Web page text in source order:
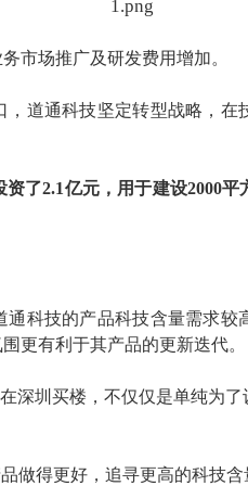
市场推广及研发费用增加。
道通科技坚定转型战略，
资了2.1亿元，用于建设2000平
科技的产品科技含量需求
更有利于其产品的更新迭代。
在深圳买楼 ，不仅仅是单纯为
做得更好，追寻更高的科技